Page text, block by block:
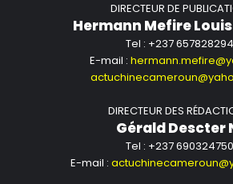
DIRECTEUR DE
Hermann Mefire
Tel : +237 657828294
E-mail :
DIRECTEUR DES
Gérald Descter
Tel : +237 690324750
E-mail :